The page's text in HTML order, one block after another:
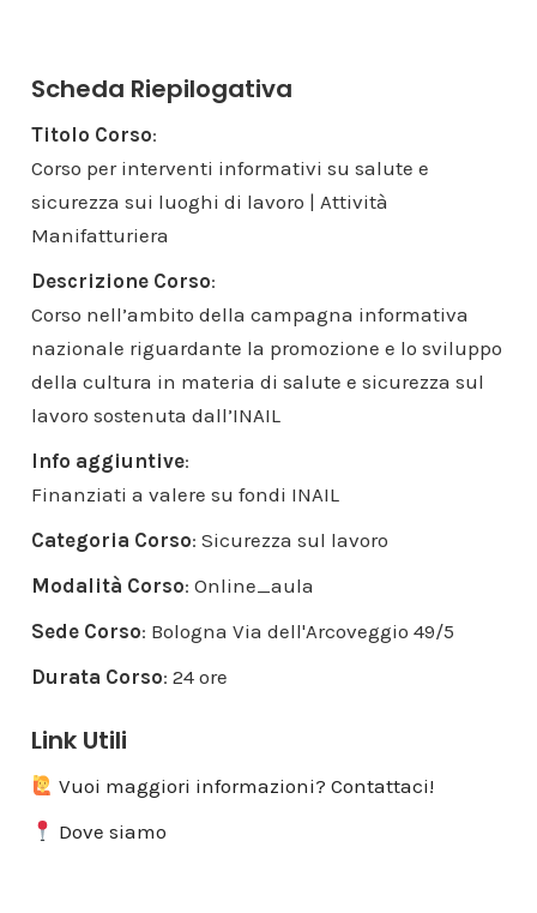
Scheda Riepilogativa
Titolo Corso:
Corso per interventi informativi su salute e
sicurezza sui luoghi di lavoro | Attività
Manifatturiera
Descrizione Corso:
Corso nell’ambito della campagna informativa
nazionale riguardante la promozione e lo sviluppo
della cultura in materia di salute e sicurezza sul
lavoro sostenuta dall’INAIL
Info aggiuntive:
Finanziati a valere su fondi INAIL
Categoria Corso: Sicurezza sul lavoro
Modalità Corso: Online_aula
Sede Corso: Bologna Via dell'Arcoveggio 49/5
Durata Corso: 24 ore
Link Utili
Vuoi maggiori informazioni? Contattaci!
Dove siamo